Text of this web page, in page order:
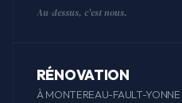
Au-dessus, c'est nous.
RÉNOVATION
À MONTEREAU-FAULT-YONNE